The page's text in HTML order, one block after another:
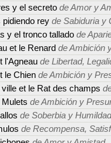
y el secreto de Amor y
pidiendo rey de Sabiduria y
y el tronco tallado de
et le Renard de Ambición
l'Agneau de Libertad,
le Chien de Ambición y
ville et le Rat des champs
Mulets de Ambición y
de Soberbia y Humildad
de Recompensa,